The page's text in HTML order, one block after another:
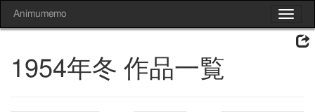
Toggle
Animumemo
1954年冬 作品一覧